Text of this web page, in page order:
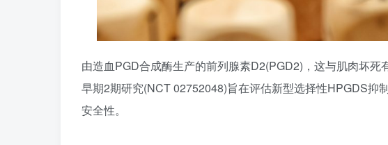
由造血PGD合成酶生产的前列腺素D2(PGD2)，这与肌肉坏
早期2期研究(NCT 02752048)旨在评估新型选择性HPGDS抑
安全性。